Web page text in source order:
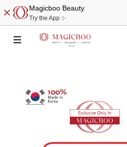
Magicboo Beauty
Try the App ✨